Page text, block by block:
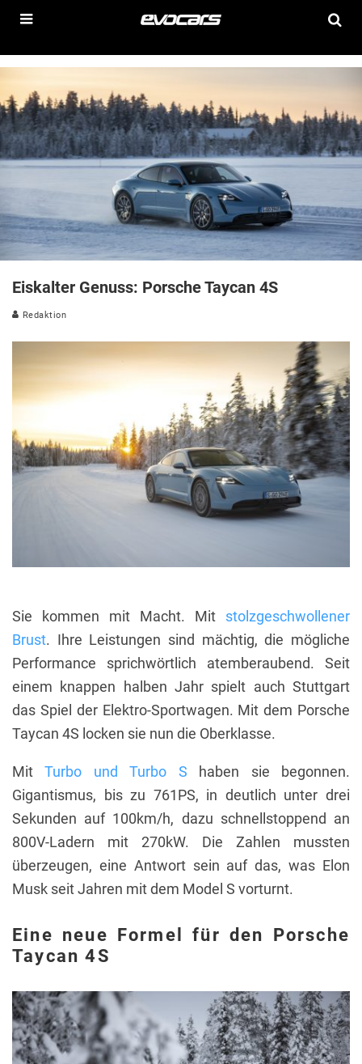
Eiskalter Genuss: Porsche Taycan 4S
Redaktion
Sie kommen mit Macht. Mit stolzgeschwollener
Brust. Ihre Leistungen sind mächtig, die mögliche
Performance sprichwörtlich atemberaubend. Seit
einem knappen halben Jahr spielt auch Stuttgart
das Spiel der Elektro-Sportwagen. Mit dem Porsche
Taycan 4S locken sie nun die Oberklasse.
MitTurbo und Turbo S haben sie begonnen.
Gigantismus, bis zu 761PS, in deutlich unter drei
Sekunden auf 100km/h, dazu schnellstoppend an
800V-Ladern mit 270kW. Die Zahlen mussten
überzeugen, eine Antwort sein auf das, was Elon
Musk seit Jahren mit dem Model S vorturnt.
Eine neue Formel für den Porsche
Taycan 4S